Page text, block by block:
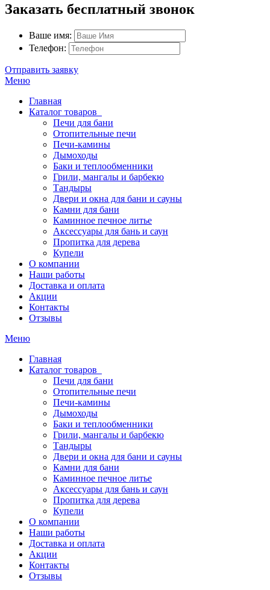
Заказать бесплатный звонок
Ваше имя:
Телефон:
Отправить заявку
Меню
Главная
Каталог товаров
Печи для бани
Отопительные печи
Печи-камины
Дымоходы
Баки и теплообменники
Грили, мангалы и барбекю
Тандыры
Двери и окна для бани и сауны
Камни для бани
Каминное печное литье
Аксессуары для бань и саун
Пропитка для дерева
Купели
О компании
Наши работы
Доставка и оплата
Акции
Контакты
Отзывы
Меню
Главная
Каталог товаров
Печи для бани
Отопительные печи
Печи-камины
Дымоходы
Баки и теплообменники
Грили, мангалы и барбекю
Тандыры
Двери и окна для бани и сауны
Камни для бани
Каминное печное литье
Аксессуары для бань и саун
Пропитка для дерева
Купели
О компании
Наши работы
Доставка и оплата
Акции
Контакты
Отзывы